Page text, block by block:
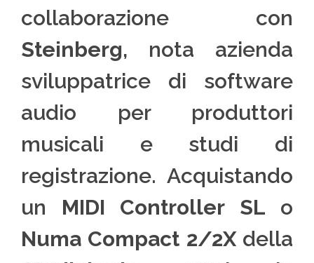
collaborazione con
Steinberg, nota azienda
sviluppatrice di software
audio per produttori
musicali e studi di
registrazione. Acquistando
un MIDI Controller SL o
Numa Compact 2/2X della